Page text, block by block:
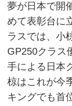
夢が日本で開
めて表彰台に
ラスでは、小
GP250クラス
手による日本
椋はこれが今
キングでも首